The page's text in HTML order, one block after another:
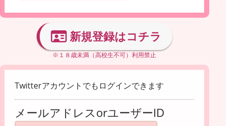
新規登録はコチラ
※１８歳未満（高校生不可）利用禁止
Twitterアカウントでもログインできます
メールアドレスorユーザーID